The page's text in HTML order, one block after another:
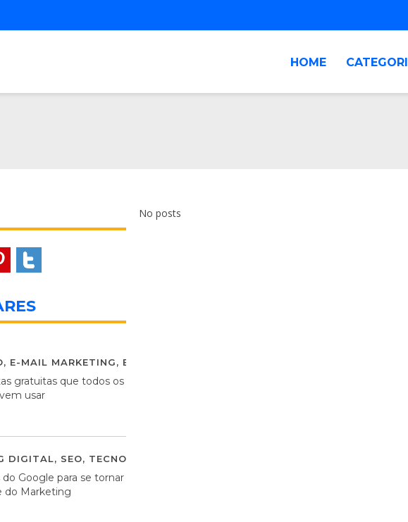
HOME
No posts
, E-MAIL MARKETING, ESTRATÉGIA DIGITAL
gratuitas que todos os
usar
DIGITAL, SEO, TECNOLOGIA
Google para se tornar
do Marketing